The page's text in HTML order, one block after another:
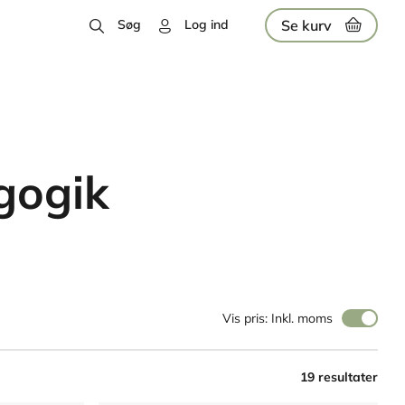
Søg Log ind Se kurv
Vis pris: Inkl. moms
19 resultater